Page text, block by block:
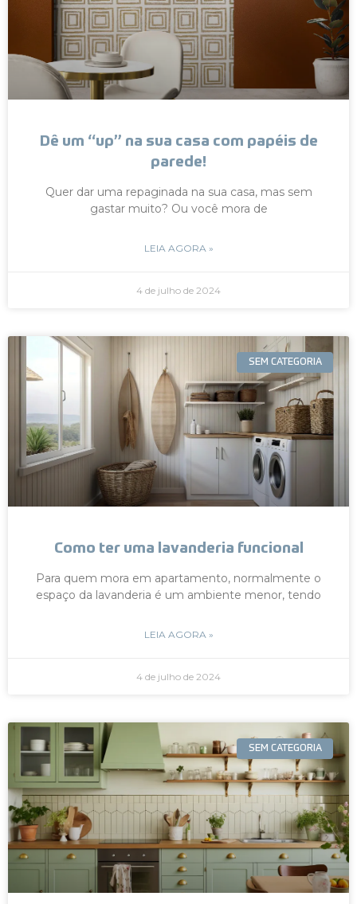
Dê um “up” na sua casa com papéis de
parede!
Quer dar uma repaginada na sua casa, mas sem
gastar muito? Ou você mora de
LEIA AGORA »
4 de julho de 2024
SEM CATEGORIA
Como ter uma lavanderia funcional
Para quem mora em apartamento, normalmente o
espaço da lavanderia é um ambiente menor, tendo
LEIA AGORA »
4 de julho de 2024
SEM CATEGORIA